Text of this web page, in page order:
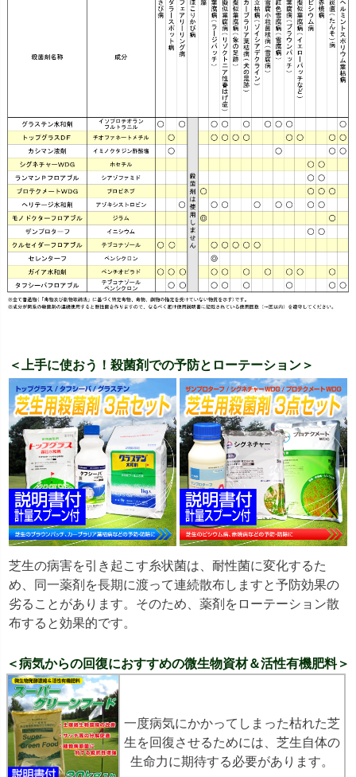
＜上手に使おう！殺菌剤での予防とローテーション＞
芝生の病害を引き起こす糸状菌は、耐性菌に変化するた
め、同一薬剤を長期に渡って連続散布しますと予防効果の
劣ることがあります。そのため、薬剤をローテーション散
布すると効果的です。
＜病気からの回復におすすめの微生物資材＆活性有機肥料＞
一度病気にかかってしまった枯れた芝
生を回復させるためには、芝生自体の
生命力に期待する必要があります。